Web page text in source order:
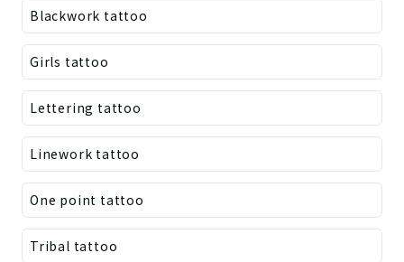
Blackwork tattoo
Girls tattoo
Lettering tattoo
Linework tattoo
One point tattoo
Tribal tattoo